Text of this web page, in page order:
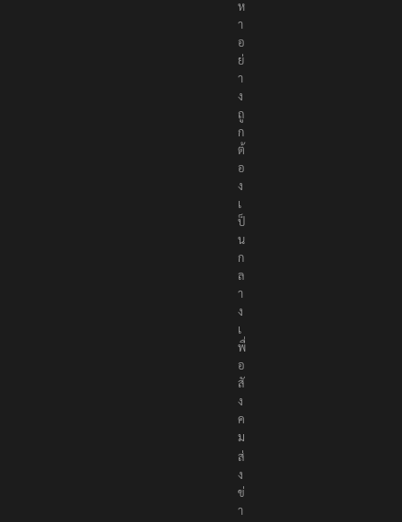
นื้
อ
ห
า
อ
ย่
า
ง
ถู
ก
ต้
อ
ง
เ
ป็
น
ก
ล
า
ง
เ
พื่
อ
สั
ง
ค
ม
ส่
ง